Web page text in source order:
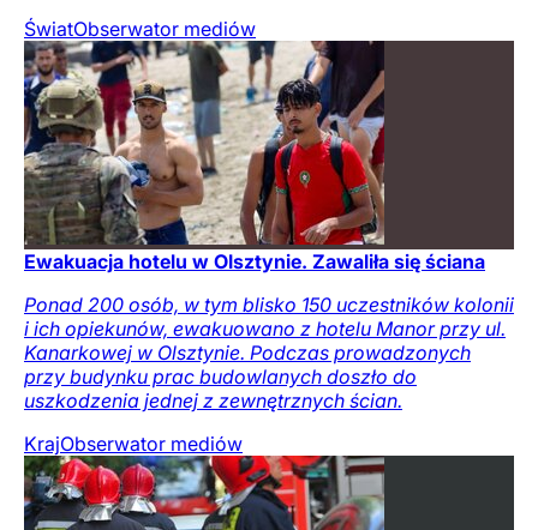
ŚwiatObserwator mediów
Ewakuacja hotelu w Olsztynie. Zawaliła się ściana
Ponad 200 osób, w tym blisko 150 uczestników kolonii
i ich opiekunów, ewakuowano z hotelu Manor przy ul.
Kanarkowej w Olsztynie. Podczas prowadzonych
przy budynku prac budowlanych doszło do
uszkodzenia jednej z zewnętrznych ścian.
KrajObserwator mediów